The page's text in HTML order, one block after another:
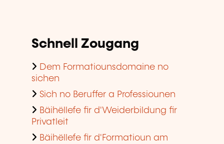
Schnell Zougang
Dem Formatiounsdomaine no
sichen
Sich no Beruffer a Professiounen
Bäihëllefe fir d'Weiderbildung fir
Privatleit
Bäihëllefe fir d'Formatioun am